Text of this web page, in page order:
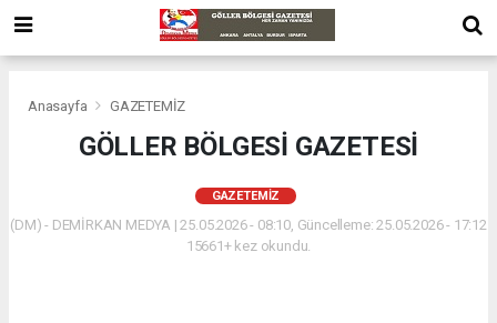
Anasayfa GAZETEMİZ
GÖLLER BÖLGESİ GAZETESİ
GAZETEMİZ
(DM) - DEMİRKAN MEDYA | 25.05.2026 - 08:10, Güncelleme: 25.05.2026 - 17:12
15661+ kez okundu.